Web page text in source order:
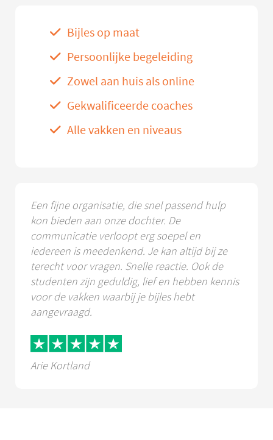
Bijles op maat
Persoonlijke begeleiding
Zowel aan huis als online
Gekwalificeerde coaches
Alle vakken en niveaus
Een fijne organisatie, die snel passend hulp
kon bieden aan onze dochter. De
communicatie verloopt erg soepel en
iedereen is meedenkend. Je kan altijd bij ze
terecht voor vragen. Snelle reactie. Ook de
studenten zijn geduldig, lief en hebben kennis
voor de vakken waarbij je bijles hebt
aangevraagd.
Arie Kortland